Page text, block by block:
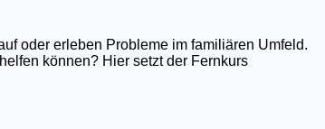
oder erleben Probleme im familiären Umfeld.
können? Hier setzt der Fernkurs